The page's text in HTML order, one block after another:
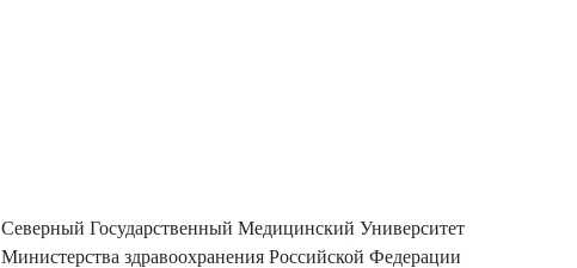
Северный Государственный Медицинский Университет
Министерства здравоохранения Российской Федерации